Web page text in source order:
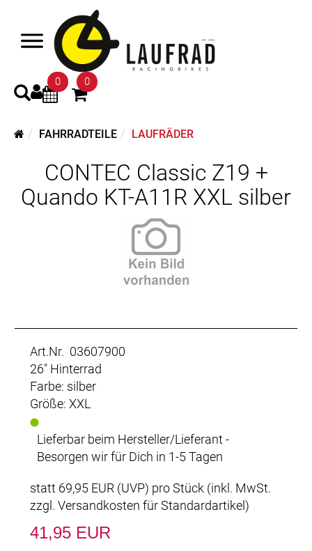
0 0
FAHRRADTEILE LAUFRÄDER
CONTEC Classic Z19 +
Quando KT-A11R XXL silber
Art.Nr. 03607900
26" Hinterrad
Farbe: silber
Größe: XXL
Lieferbar beim Hersteller/Lieferant -
Besorgen wir für Dich in 1-5 Tagen
statt 69,95 EUR (UVP) pro Stück (inkl. MwSt.
zzgl. Versandkosten für Standardartikel)
41,95 EUR